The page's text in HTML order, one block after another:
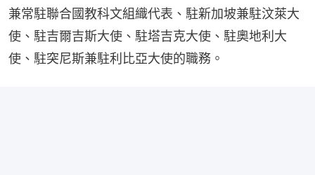
兼常駐聯合國教科文組織代表、駐新加坡兼駐汶萊大
使、駐吉爾吉斯大使、駐塔吉克大使、駐奧地利大
使、駐突尼斯兼駐利比亞大使的職務。